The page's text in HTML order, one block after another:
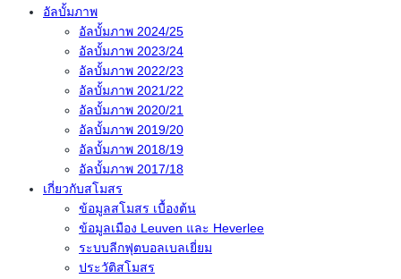
อัลบั้มภาพ
อัลบั้มภาพ 2024/25
อัลบั้มภาพ 2023/24
อัลบั้มภาพ 2022/23
อัลบั้มภาพ 2021/22
อัลบั้มภาพ 2020/21
อัลบั้มภาพ 2019/20
อัลบั้มภาพ 2018/19
อัลบั้มภาพ 2017/18
เกี่ยวกับสโมสร
ข้อมูลสโมสร เบื้องต้น
ข้อมูลเมือง Leuven และ Heverlee
ระบบลีกฟุตบอลเบลเยี่ยม
ประวัติสโมสร